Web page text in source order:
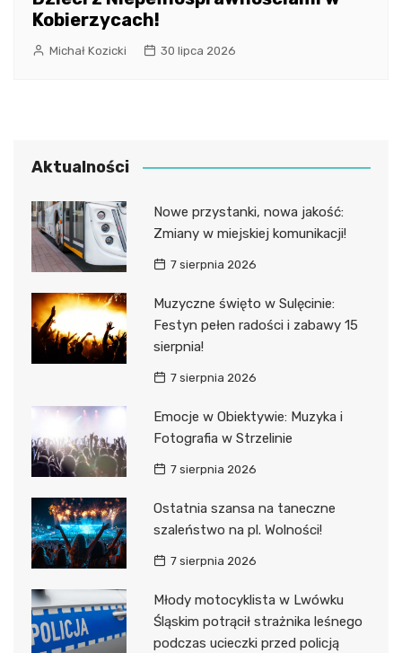
Kobierzycach!
Michał Kozicki 30 lipca 2026
Aktualności
Nowe przystanki, nowa jakość:
Zmiany w miejskiej komunikacji!
7 sierpnia 2026
Muzyczne święto w Sulęcinie:
Festyn pełen radości i zabawy 15
sierpnia!
7 sierpnia 2026
Emocje w Obiektywie: Muzyka i
Fotografia w Strzelinie
7 sierpnia 2026
Ostatnia szansa na taneczne
szaleństwo na pl. Wolności!
7 sierpnia 2026
Młody motocyklista w Lwówku
Śląskim potrącił strażnika leśnego
podczas ucieczki przed policją